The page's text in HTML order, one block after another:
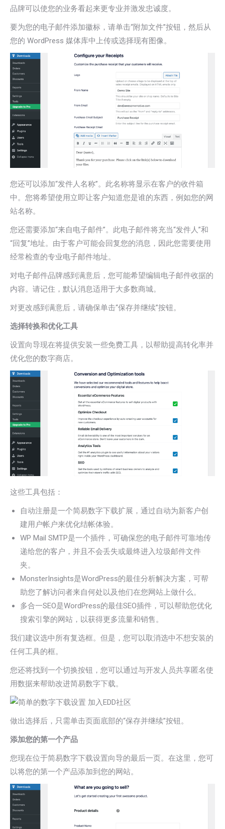
品牌可以使您的业务看起来更专业并激发忠诚度。
要为您的电子邮件添加徽标，请单击“附加文件”按钮，然后从
您的 WordPress 媒体库中上传或选择现有图像。
您还可以添加“发件人名称”。此名称将显示在客户的收件箱
中。您将希望使用立即让客户知道您是谁的东西，例如您的网
站名称。
您还需要添加“来自电子邮件”。此电子邮件将充当“发件人”和
“回复”地址。由于客户可能会回复您的消息，因此您需要使用
经常检查的专业电子邮件地址。
对电子邮件品牌感到满意后，您可能希望编辑电子邮件收据的
内容。请记住，默认消息适用于大多数商城。
对更改感到满意后，请确保单击“保存并继续”按钮。
选择转换和优化工具
设置向导现在将提供安装一些免费工具，以帮助提高转化率并
优化您的数字商店。
这些工具包括：
自动注册是一个简易数字下载扩展，通过自动为新客户创
建用户帐户来优化结帐体验。
WP Mail SMTP是一个插件，可确保您的电子邮件可靠地传
递给您的客户，并且不会丢失或最终进入垃圾邮件文件
夹。
MonsterInsights是WordPress的最佳分析解决方案，可帮
助您了解访问者来自何处以及他们在您网站上做什么。
多合一SEO是WordPress的最佳SEO插件，可以帮助您优化
搜索引擎的网站，以获得更多流量和销售。
我们建议选中所有复选框。但是，您可以取消选中不想安装的
任何工具的框。
您还将找到一个切换按钮，您可以通过与开发人员共享匿名使
用数据来帮助改进简易数字下载。
做出选择后，只需单击页面底部的“保存并继续”按钮。
添加您的第一个产品
您现在位于简易数字下载设置向导的最后一页。在这里，您可
以将您的第一个产品添加到您的网站。